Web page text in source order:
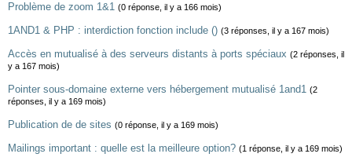
Problème de zoom 1&1 (0 réponse, il y a 166 mois)
1AND1 & PHP : interdiction fonction include () (3 réponses, il y a 167 mois)
Accès en mutualisé à des serveurs distants à ports spéciaux (2 réponses, il
y a 167 mois)
Pointer sous-domaine externe vers hébergement mutualisé 1and1 (2
réponses, il y a 169 mois)
Publication de de sites (0 réponse, il y a 169 mois)
Mailings important : quelle est la meilleure option? (1 réponse, il y a 169 mois)